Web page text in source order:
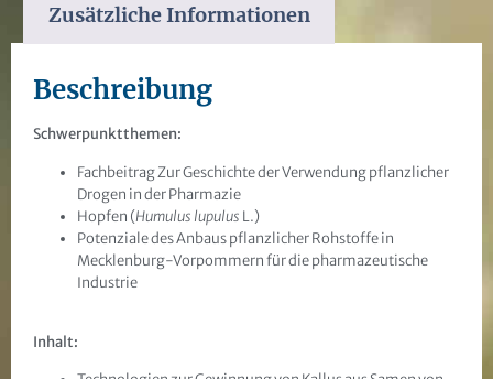
Zusätzliche Informationen
Beschreibung
Schwerpunktthemen:
Fachbeitrag Zur Geschichte der Verwendung pflanzlicher
Drogen in der Pharmazie
Hopfen (Humulus lupulus L.)
Potenziale des Anbaus pflanzlicher Rohstoffe in
Mecklenburg-Vorpommern für die pharmazeutische
Industrie
Inhalt: